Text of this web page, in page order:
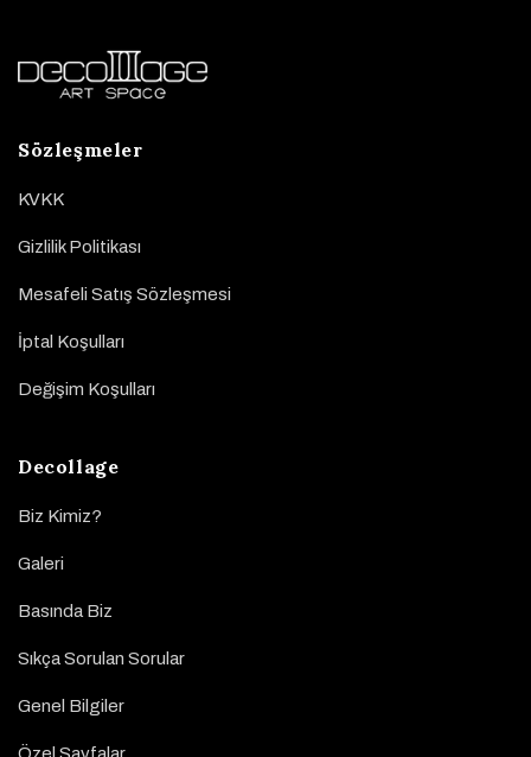
Sözleşmeler
KVKK
Gizlilik Politikası
Mesafeli Satış Sözleşmesi
İptal Koşulları
Değişim Koşulları
Decollage
Biz Kimiz?
Galeri
Basında Biz
Sıkça Sorulan Sorular
Genel Bilgiler